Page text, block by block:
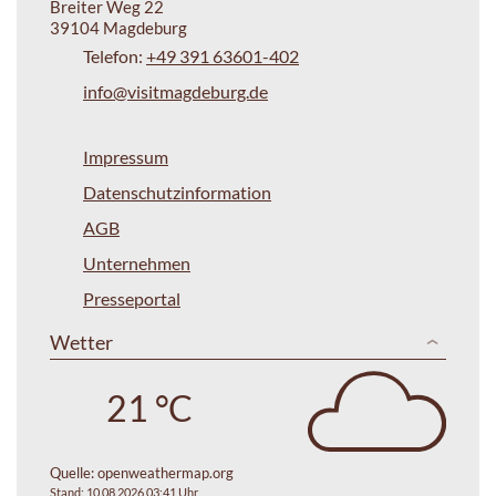
Breiter Weg 22
39104 Magdeburg
Telefon: +49 391 63601-402
info@visitmagdeburg.de
Impressum
Datenschutzinformation
AGB
Unternehmen
Presseportal
Wetter
21 °C
Quelle:openweathermap.org
Stand: 10.08.2026 03:41 Uhr